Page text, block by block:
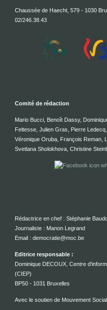
Chaussée de Haecht, 579 - 1030
02/246.38.43
Comité de rédaction
Mario Bucci, Benoît Dassy,
Feltesse, Julien Gras, Pierre
Véronique Oruba, François Reman,
Svetlana Sholokhova, Christine
Rédactrice en chef : Stéphanie
Journaliste : Manon Legrand
Email : democratie@moc.be
Editrice responsable :
Dominique DECOUX, Centre
(CIEP)
BP50 - 1031 Bruxelles
Avec le soutien de Mouvement